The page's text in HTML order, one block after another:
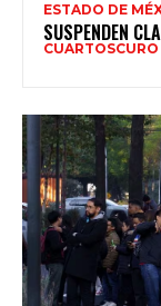
ESTADO DE
SUSPENDEN
CUARTOSCURO